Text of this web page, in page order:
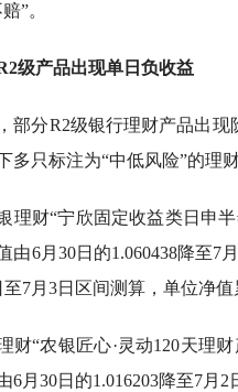
”。
级产品出现单日负收益
部分R2级银行理财产品出
多只标注为“中低风险”的理
理财“宁欣固定收益类日申
由6月30日的1.060438降至7
7月3日区间测算，单位净值
财“农银匠心·灵动120天理
6月30日的1.016203降至7月2